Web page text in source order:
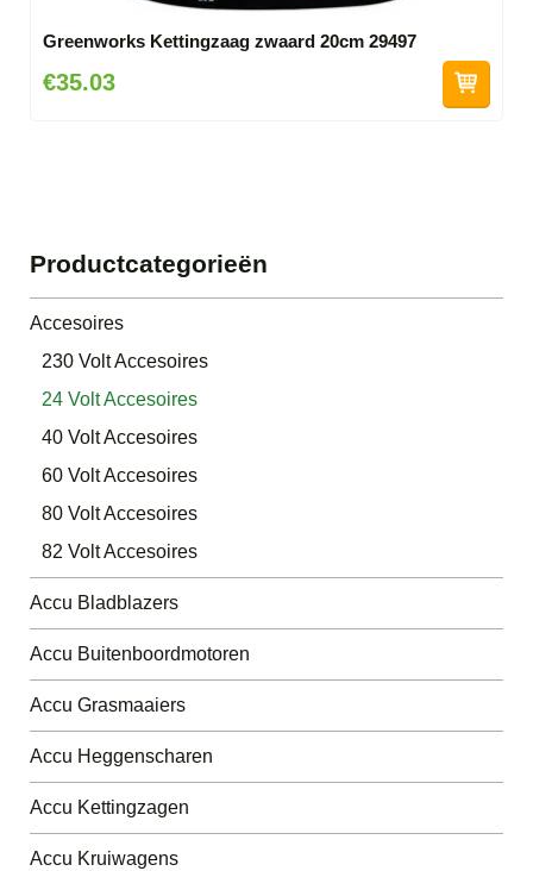
Greenworks Kettingzaag zwaard 20cm 29497
€35.03
Productcategorieën
Accesoires
230 Volt Accesoires
24 Volt Accesoires
40 Volt Accesoires
60 Volt Accesoires
80 Volt Accesoires
82 Volt Accesoires
Accu Bladblazers
Accu Buitenboordmotoren
Accu Grasmaaiers
Accu Heggenscharen
Accu Kettingzagen
Accu Kruiwagens